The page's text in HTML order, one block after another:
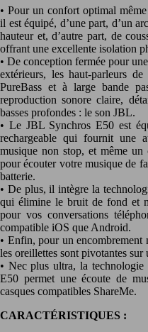
• Pour un confort optimal
il est équipé, d’une part, d’un
hauteur et, d’autre part, de
offrant une excellente isolation
• De conception fermée pour
extérieurs, les haut-parleurs
PureBass et à large bande
reproduction sonore claire,
basses profondes : le son JBL.
• Le JBL Synchros E50 est
rechargeable qui fournit une
musique non stop, et même
pour écouter votre musique de
batterie.
• De plus, il intègre la
qui élimine le bruit de fond et
pour vos conversations
compatible iOS que Android.
• Enfin, pour un
les oreillettes sont pivotantes sur
• Nec plus ultra, la technologie
E50 permet une écoute de
casques compatibles ShareMe.
CARACTÉRISTIQUES :